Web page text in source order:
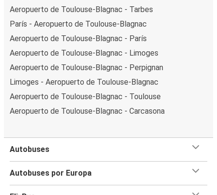
Aeropuerto de Toulouse-Blagnac - Tarbes
París - Aeropuerto de Toulouse-Blagnac
Aeropuerto de Toulouse-Blagnac - París
Aeropuerto de Toulouse-Blagnac - Limoges
Aeropuerto de Toulouse-Blagnac - Perpignan
Limoges - Aeropuerto de Toulouse-Blagnac
Aeropuerto de Toulouse-Blagnac - Toulouse
Aeropuerto de Toulouse-Blagnac - Carcasona
Autobuses
Autobuses por Europa